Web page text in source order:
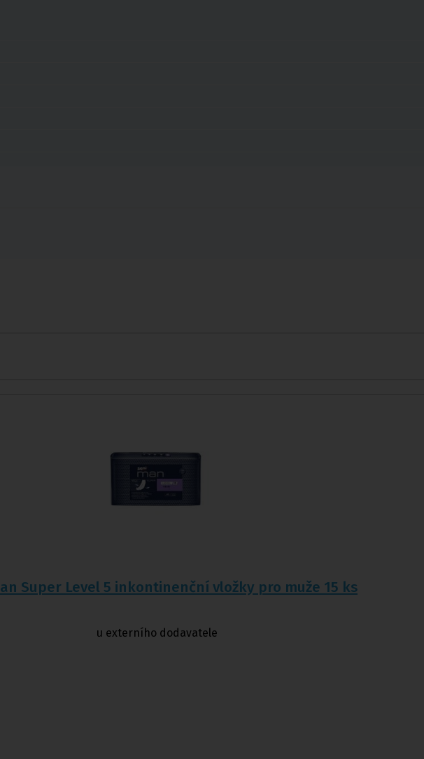
Madla do koupelny a wc ,Nástavce na wc pro invalidy
Super Level 5 inkontinenční vložky pro muže 15 ks
u externího dodavatele